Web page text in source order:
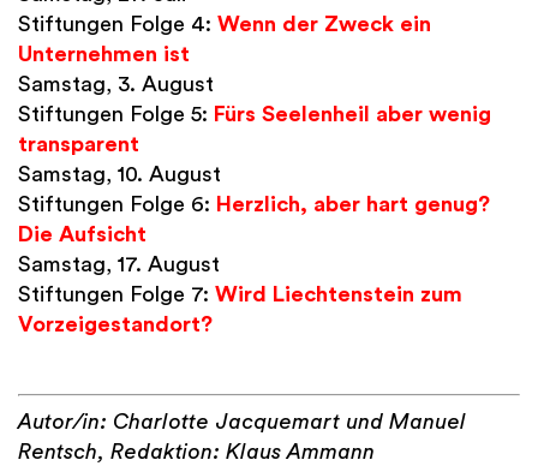
Stiftungen Folge 4: Wenn der Zweck ein
Unternehmen ist
Samstag, 3. August
Stiftungen Folge 5: Fürs Seelenheil aber wenig
transparent
Samstag, 10. August
Stiftungen Folge 6: Herzlich, aber hart genug?
Die Aufsicht
Samstag, 17. August
Stiftungen Folge 7: Wird Liechtenstein zum
Vorzeigestandort?
Autor/in: Charlotte Jacquemart und Manuel
Rentsch, Redaktion: Klaus Ammann